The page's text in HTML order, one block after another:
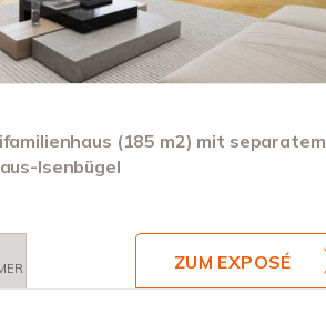
(185 m2) mit separatem
Isenbügel
ZUM EXPOSÉ